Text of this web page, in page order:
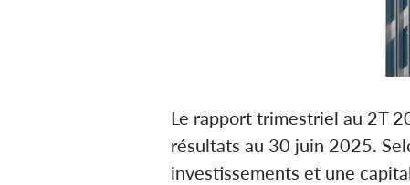
Le rapport trimestriel au 2T
résultats au 30 juin 2025.
investissements et une